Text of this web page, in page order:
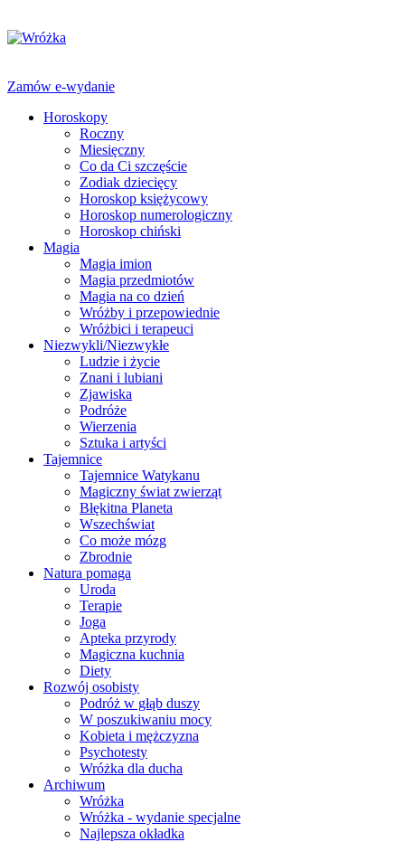
Zamów e-wydanie
Horoskopy
Roczny
Miesięczny
Co da Ci szczęście
Zodiak dziecięcy
Horoskop księżycowy
Horoskop numerologiczny
Horoskop chiński
Magia
Magia imion
Magia przedmiotów
Magia na co dzień
Wróżby i przepowiednie
Wróżbici i terapeuci
Niezwykli/Niezwykłe
Ludzie i życie
Znani i lubiani
Zjawiska
Podróże
Wierzenia
Sztuka i artyści
Tajemnice
Tajemnice Watykanu
Magiczny świat zwierząt
Błękitna Planeta
Wszechświat
Co może mózg
Zbrodnie
Natura pomaga
Uroda
Terapie
Joga
Apteka przyrody
Magiczna kuchnia
Diety
Rozwój osobisty
Podróż w głąb duszy
W poszukiwaniu mocy
Kobieta i mężczyzna
Psychotesty
Wróżka dla ducha
Archiwum
Wróżka
Wróżka - wydanie specjalne
Najlepsza okładka